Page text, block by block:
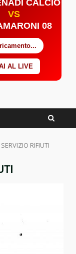
CALCIO
VS
08
AL LIVE
RIFIUTI